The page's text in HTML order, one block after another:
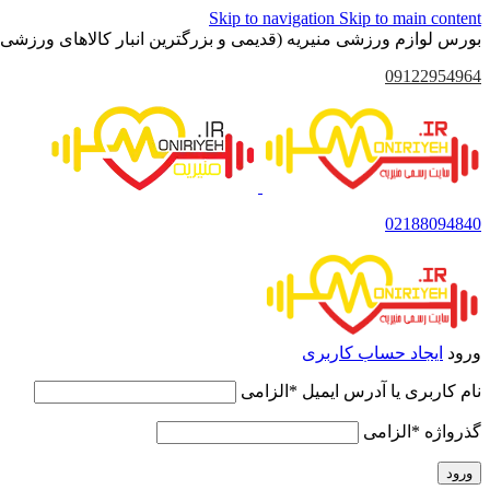
Skip to navigation Skip to main content
بورس لوازم ورزشی منیریه (قدیمی و بزرگترین انبار کالاهای ورزشی
09122954964
02188094840
ورود ایجاد حساب کاربری
نام کاربری یا آدرس ایمیل * الزامی
گذرواژه * الزامی
ورود